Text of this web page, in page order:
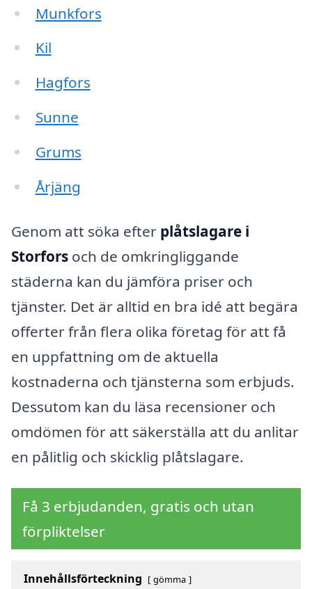
Munkfors
Kil
Hagfors
Sunne
Grums
Årjäng
Genom att söka efter plåtslagare i
Storfors och de omkringliggande
städerna kan du jämföra priser och
tjänster. Det är alltid en bra idé att begära
offerter från flera olika företag för att få
en uppfattning om de aktuella
kostnaderna och tjänsterna som erbjuds.
Dessutom kan du läsa recensioner och
omdömen för att säkerställa att du anlitar
en pålitlig och skicklig plåtslagare.
Få 3 erbjudanden, gratis och utan
förpliktelser
Innehållsförteckning gömma